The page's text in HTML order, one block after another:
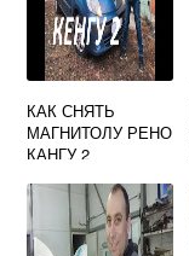
КАК СНЯТЬ
МАГНИТОЛУ РЕНО
КАНГУ 2